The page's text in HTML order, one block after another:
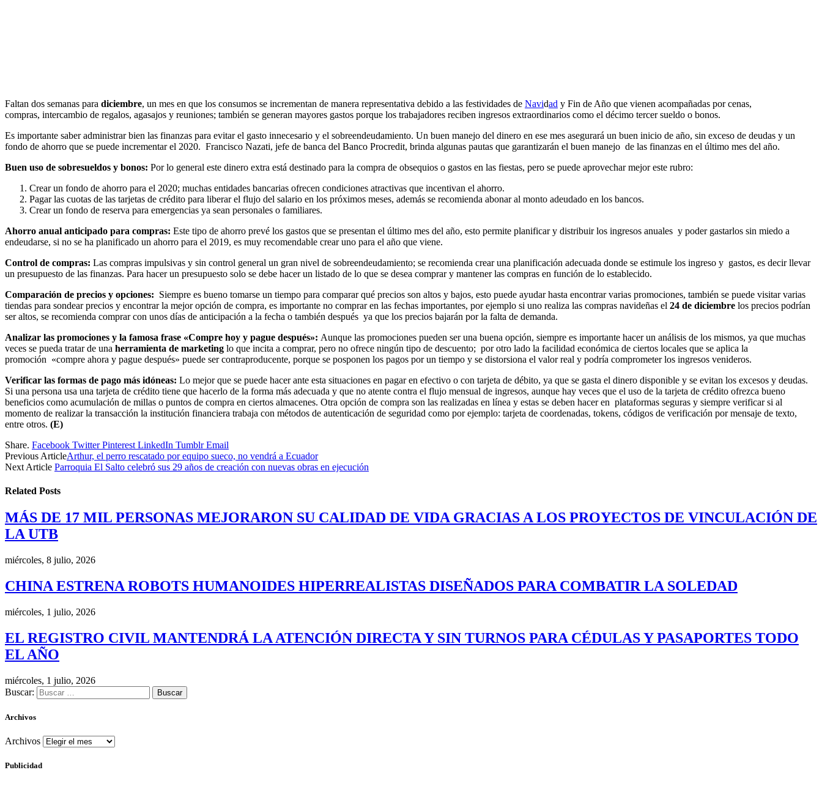
Faltan dos semanas para diciembre, un mes en que los consumos se incrementan de manera representativa debido a las festividades de Navidad y Fin de Año que vienen acompañadas por cenas,
compras, intercambio de regalos, agasajos y reuniones; también se generan mayores gastos porque los trabajadores reciben ingresos extraordinarios como el décimo tercer sueldo o bonos.
Es importante saber administrar bien las finanzas para evitar el gasto innecesario y el sobreendeudamiento. Un buen manejo del dinero en ese mes asegurará un buen inicio de año, sin exceso de deudas y un
fondo de ahorro que se puede incrementar el 2020. Francisco Nazati, jefe de banca del Banco Procredit, brinda algunas pautas que garantizarán el buen manejo de las finanzas en el último mes del año.
Buen uso de sobresueldos y bonos: Por lo general este dinero extra está destinado para la compra de obsequios o gastos en las fiestas, pero se puede aprovechar mejor este rubro:
Crear un fondo de ahorro para el 2020; muchas entidades bancarias ofrecen condiciones atractivas que incentivan el ahorro.
Pagar las cuotas de las tarjetas de crédito para liberar el flujo del salario en los próximos meses, además se recomienda abonar al monto adeudado en los bancos.
Crear un fondo de reserva para emergencias ya sean personales o familiares.
Ahorro anual anticipado para compras: Este tipo de ahorro prevé los gastos que se presentan el último mes del año, esto permite planificar y distribuir los ingresos anuales y poder gastarlos sin miedo a
endeudarse, si no se ha planificado un ahorro para el 2019, es muy recomendable crear uno para el año que viene.
Control de compras: Las compras impulsivas y sin control general un gran nivel de sobreendeudamiento; se recomienda crear una planificación adecuada donde se estimule los ingreso y gastos, es decir llevar
un presupuesto de las finanzas. Para hacer un presupuesto solo se debe hacer un listado de lo que se desea comprar y mantener las compras en función de lo establecido.
Comparación de precios y opciones: Siempre es bueno tomarse un tiempo para comparar qué precios son altos y bajos, esto puede ayudar hasta encontrar varias promociones, también se puede visitar varias
tiendas para sondear precios y encontrar la mejor opción de compra, es importante no comprar en las fechas importantes, por ejemplo si uno realiza las compras navideñas el 24 de diciembre los precios podrían
ser altos, se recomienda comprar con unos días de anticipación a la fecha o también después ya que los precios bajarán por la falta de demanda.
Analizar las promociones y la famosa frase «Compre hoy y pague después»: Aunque las promociones pueden ser una buena opción, siempre es importante hacer un análisis de los mismos, ya que muchas
veces se pueda tratar de una herramienta de marketing lo que incita a comprar, pero no ofrece ningún tipo de descuento; por otro lado la facilidad económica de ciertos locales que se aplica la
promoción «compre ahora y pague después» puede ser contraproducente, porque se posponen los pagos por un tiempo y se distorsiona el valor real y podría comprometer los ingresos venideros.
Verificar las formas de pago más idóneas: Lo mejor que se puede hacer ante esta situaciones en pagar en efectivo o con tarjeta de débito, ya que se gasta el dinero disponible y se evitan los excesos y deudas.
Si una persona usa una tarjeta de crédito tiene que hacerlo de la forma más adecuada y que no atente contra el flujo mensual de ingresos, aunque hay veces que el uso de la tarjeta de crédito ofrezca bueno
beneficios como acumulación de millas o puntos de compra en ciertos almacenes. Otra opción de compra son las realizadas en línea y estas se deben hacer en plataformas seguras y siempre verificar si al
momento de realizar la transacción la institución financiera trabaja con métodos de autenticación de seguridad como por ejemplo: tarjeta de coordenadas, tokens, códigos de verificación por mensaje de texto,
entre otros. (E)
Share. Facebook Twitter Pinterest LinkedIn Tumblr Email
Previous ArticleArthur, el perro rescatado por equipo sueco, no vendrá a Ecuador
Next Article Parroquia El Salto celebró sus 29 años de creación con nuevas obras en ejecución
Related Posts
MÁS DE 17 MIL PERSONAS MEJORARON SU CALIDAD DE VIDA GRACIAS A LOS PROYECTOS DE VINCULACIÓN DE
LA UTB
miércoles, 8 julio, 2026
CHINA ESTRENA ROBOTS HUMANOIDES HIPERREALISTAS DISEÑADOS PARA COMBATIR LA SOLEDAD
miércoles, 1 julio, 2026
EL REGISTRO CIVIL MANTENDRÁ LA ATENCIÓN DIRECTA Y SIN TURNOS PARA CÉDULAS Y PASAPORTES TODO
EL AÑO
miércoles, 1 julio, 2026
Buscar:
Archivos
Archivos
Publicidad